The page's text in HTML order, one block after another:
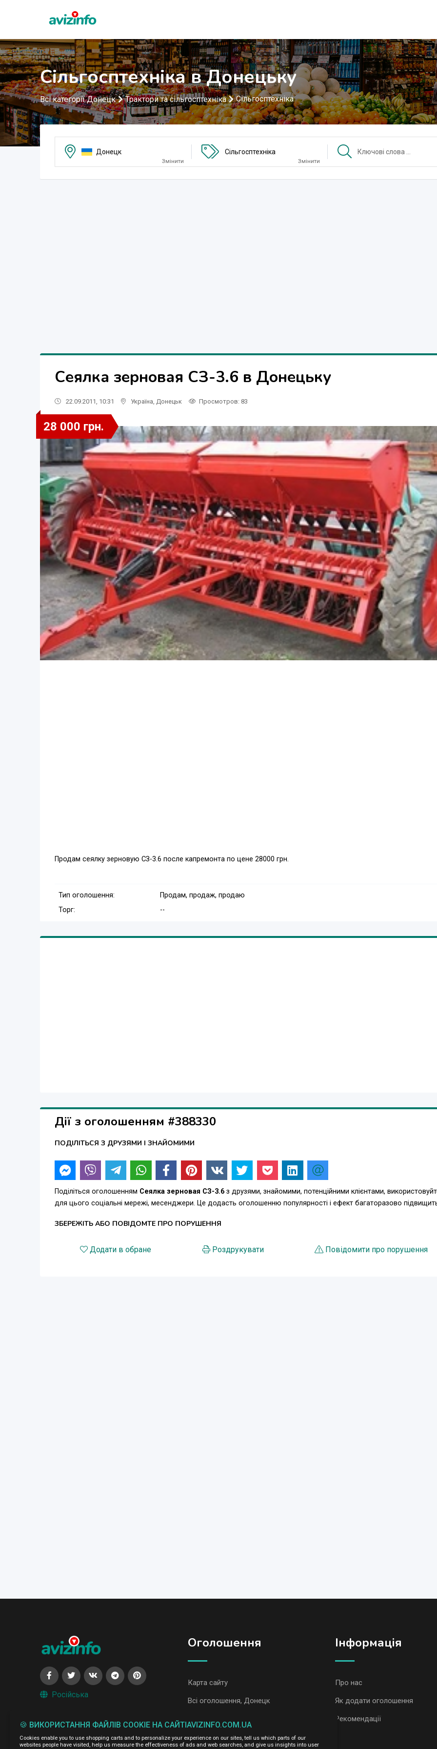
Сільгосптехніка в Донецьку
Всі категорії Донецк Трактори та сільгосптехніка Сільгосптехніка
Донецк
Змінити
Сільгосптехніка
Змінити
Сеялка зерновая СЗ-3.6 в Донецьку
22.09.2011, 10:31 Україна Донецьк Просмотров: 83
28 000 грн.
Продам сеялку зерновую СЗ-3.6 после капремонта по цене 28000 грн.
Тип оголошення:
Продам, продаж, продаю
Торг:
--
Дії з оголошенням #388330
ПОДІЛІТЬСЯ З ДРУЗЯМИ І ЗНАЙОМИМИ
Поділіться оголошенням Сеялка зерновая СЗ-3.6 з друзями, знайомими, потенційними клієнтами,
для цього соціальні мережі, месенджери. Це додасть оголошенню популярності і ефект багаторазово
ЗБЕРЕЖІТЬ АБО ПОВІДОМТЕ ПРО ПОРУШЕННЯ
Додати в обране Роздрукувати Повідомити про порушення
Російська
Оголошення
Карта сайту
Всі оголошення, Донецк
Iнформація
Про нас
Як додати оголошення
Рекомендації
Адміністрація сайту AvizInfo.com.ua не несе відповідальність за зміст розміщених оголошень.
🍪 ВИКОРИСТАННЯ ФАЙЛІВ COOKIE НА САЙТІAVIZINFO.COM.UA
Cookies enable you to use shopping carts and to personalize your experience on our sites, tell us which parts of our
websites people have visited, help us measure the effectiveness of ads and web searches, and give us insights into user